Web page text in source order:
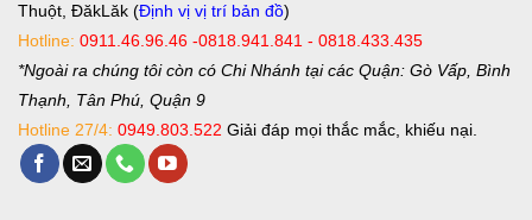
Thuột, ĐăkLăk (Định vị vị trí bản đồ)
Hotline: 0911.46.96.46 -0818.941.841 - 0818.433.435
*Ngoài ra chúng tôi còn có Chi Nhánh tại các Quận: Gò Vấp, Bình
Thạnh, Tân Phú, Quận 9
Hotline 27/4: 0949.803.522 Giải đáp mọi thắc mắc, khiếu nại.